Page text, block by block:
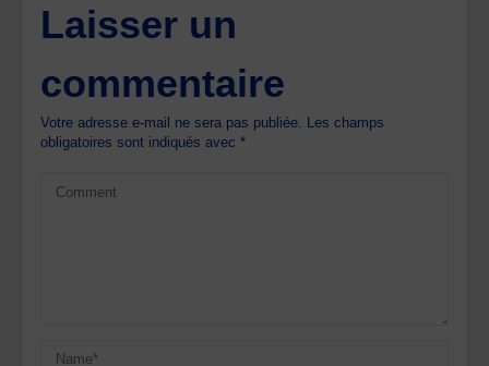
Laisser un
commentaire
Votre adresse e-mail ne sera pas publiée.
Les champs
obligatoires sont indiqués avec*